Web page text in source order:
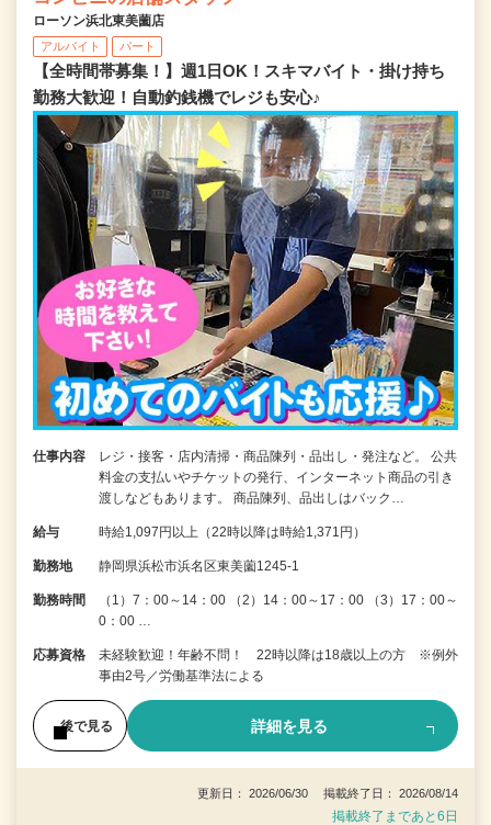
ローソン浜北東美薗店
アルバイト パート
【全時間帯募集！】週1日OK！スキマバイト・掛け持ち
勤務大歓迎！自動釣銭機でレジも安心♪
仕事内容
レジ・接客・店内清掃・商品陳列・品出し・発注など。 公共
料金の支払いやチケットの発行、インターネット商品の引き
渡しなどもあります。 商品陳列、品出しはバック…
給与 時給1,097円以上（22時以降は時給1,371円）
勤務地 静岡県浜松市浜名区東美薗1245-1
勤務時間
（1）7：00～14：00 （2）14：00～17：00 （3）17：00～
0：00 …
応募資格
未経験歓迎！年齢不問！ 22時以降は18歳以上の方 ※例外
事由2号／労働基準法による
後で見る 詳細を見る
更新日： 2026/06/30 掲載終了日： 2026/08/14
掲載終了まであと6日